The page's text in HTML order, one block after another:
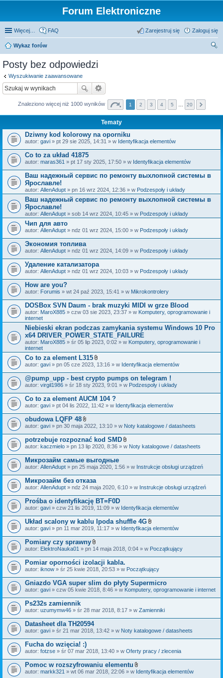
Forum Elektroniczne
Więcej… FAQ Zaloguj się
Zarejestruj się
Wykaz forów
Posty bez odpowiedzi
Wyszukiwanie zaawansowane
Znaleziono więcej niż 1000 wyników 1 2 3 4 5 20
Tematy
Dziwny kod kolorowy na oporniku
autor: gavi » pt 29 sie 2025, 14:31 » w Identyfikacja elementów
Co to za układ 41875
autor: maras361 » pt 17 sty 2025, 17:50 » w Identyfikacja elementów
Ваш надежный сервис по ремонту выхлопной системы в
Ярославле!
autor: AllenAdupt » pn 16 wrz 2024, 12:36 » w Podzespoły i układy
Ваш надежный сервис по ремонту выхлопной системы в
Ярославле!
autor: AllenAdupt » sob 14 wrz 2024, 10:45 » w Podzespoły i układy
Чип для авто
autor: AllenAdupt » ndz 01 wrz 2024, 15:00 » w Podzespoły i układy
Экономия топлива
autor: AllenAdupt » ndz 01 wrz 2024, 14:09 » w Podzespoły i układy
Удаление катализатора
autor: AllenAdupt » ndz 01 wrz 2024, 10:03 » w Podzespoły i układy
How are you?
autor: Forumis » wt 24 paź 2023, 15:41 » w Mikrokontrolery
DOSBox SVN Daum - brak muzyki MIDI w grze Blood
autor: MaroX885 » czw 03 sie 2023, 23:37 » w Komputery, oprogramowanie i
internet
Niebieski ekran podczas zamykania systemu Windows 10 Pro
x64 DRIVER_POWER_STATE_FAILURE
autor: MaroX885 » śr 05 lip 2023, 0:02 » w Komputery, oprogramowanie i
internet
Co to za element L315
Z
ł
ą
c
z
n
i
autor: gavi » pn 05 cze 2023, 13:16 » w Identyfikacja elementów
@pump_upp - best crypto pumps on telegram !
autor: virgil1986 » śr 18 sty 2023, 9:01 » w Podzespoły i układy
Co to za element AUCM 104 ?
autor: gavi » pt 04 lis 2022, 11:42 » w Identyfikacja elementów
obudowa LQFP 48
Z
ł
ą
c
z
n
i
i
autor: gavi » pn 30 maja 2022, 13:10 » w Noty katalogowe / datasheets
potrzebuje rozpoznać kod SMD
Z
ł
c
z
i
autor: kaczmielo » pn 13 lip 2020, 8:36 » w Noty katalogowe / datasheets
Микрозайм самые выгодные
autor: AllenAdupt » pn 25 maja 2020, 1:56 » w Instrukcje obsługi urządzeń
Микрозайм без отказа
autor: AllenAdupt » ndz 24 maja 2020, 6:10 » w Instrukcje obsługi urządzeń
Prośba o identyfikację BT=F0D
autor: gavi » czw 21 lis 2019, 11:09 » w Identyfikacja elementów
Układ scalony w kablu Ipoda shuffle 4G
Z
ł
c
z
i
k
i
autor: gavi » pn 11 mar 2019, 11:17 » w Identyfikacja elementów
Pomiary czy sprawny
Z
ł
ą
c
z
n
i
autor: ElektroNauka01 » pn 14 maja 2018, 0:04 » w Początkujący
Pomiar oporności izolacji kabla.
autor: iknow » śr 25 kwie 2018, 20:53 » w Początkujący
Gniazdo VGA super slim do płyty Supermicro
autor: gavi » czw 05 kwie 2018, 8:46 » w Komputery, oprogramowanie i internet
Ps232s zamiennik
autor: uzumymw46 » śr 28 mar 2018, 8:17 » w Zamienniki
Datasheet dla TH20594
autor: gavi » śr 21 mar 2018, 13:42 » w Noty katalogowe / datasheets
Fucha do wzięcia! :)
autor: fotzse » śr 07 mar 2018, 13:40 » w Oferty pracy / zlecenia
Pomoc w rozszyfrowaniu elementu
Z
autor: markk321 » wt 06 mar 2018, 22:06 » w Identyfikacja elementów